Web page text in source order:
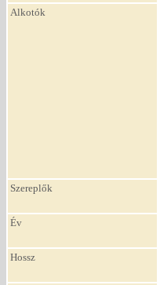
Alkotók
Szereplők
Év
Hossz